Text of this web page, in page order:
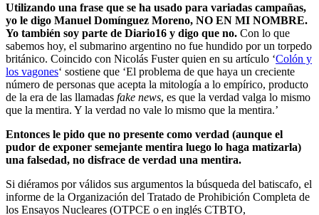
Utilizando una frase que se ha usado para variadas campañas,
yo le digo Manuel Domínguez Moreno, NO EN MI NOMBRE.
Yo también soy parte de Diario16 y digo que no. Con lo que
sabemos hoy, el submarino argentino no fue hundido por un torpedo
británico. Coincido con Nicolás Fuster quien en su artículo ‘Colón y
los vagones‘ sostiene que ‘El problema de que haya un creciente
número de personas que acepta la mitología a lo empírico, producto
de la era de las llamadas fake news, es que la verdad valga lo mismo
que la mentira. Y la verdad no vale lo mismo que la mentira.’
Entonces le pido que no presente como verdad (aunque el
pudor de exponer semejante mentira luego lo haga matizarla)
una falsedad, no disfrace de verdad una mentira.
Si diéramos por válidos sus argumentos la búsqueda del batiscafo, el
informe de la Organización del Tratado de Prohibición Completa de
los Ensayos Nucleares (OTPCE o en inglés CTBTO,